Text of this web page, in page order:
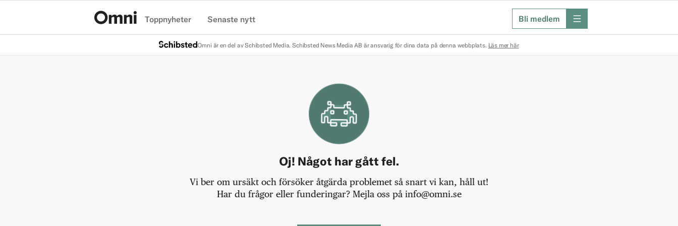
Toppnyheter Senaste nytt Bli medlem meny
Omni är en del av Schibsted Media. Schibsted News Media AB är ansvarig för dina data på denna webbplats. Läs mer här
Oj! Något har gått fel.
Vi ber om ursäkt och försöker åtgärda problemet så snart vi kan, håll ut!
Har du frågor eller funderingar? Mejla oss på info@omni.se